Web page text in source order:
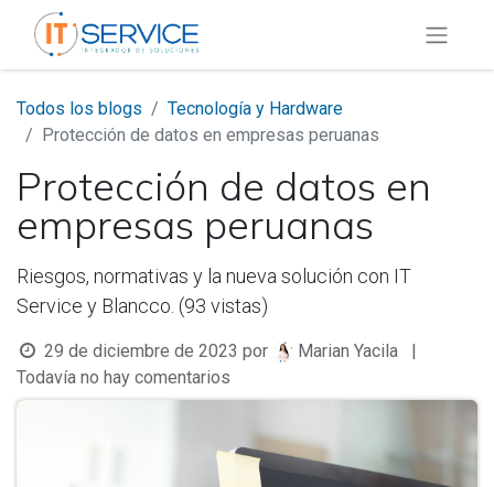
Todos los blogs
Tecnología y Hardware
Protección de datos en empresas peruanas
Protección de datos en
empresas peruanas
Riesgos, normativas y la nueva solución con IT
Service y Blancco. (93 vistas)
29 de diciembre de 2023 por Marian Yacila
|
Todavía no hay comentarios